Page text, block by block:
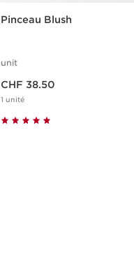
Pinceau Blush
unit
CHF 38.50
1 unité